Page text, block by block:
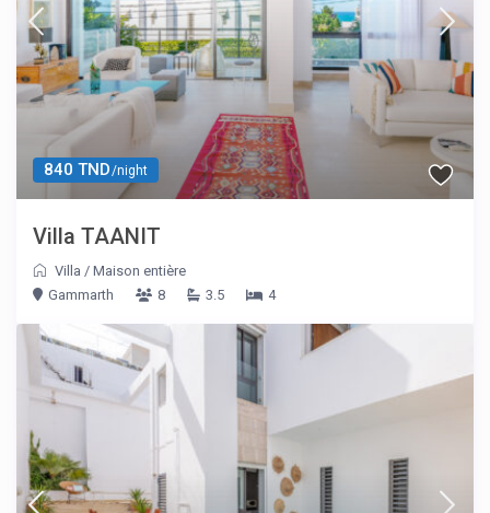
840 TND/night
Villa TAANIT
Villa /Maison entière
Gammarth
8 3.5 4